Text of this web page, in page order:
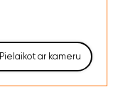
Pielaikot ar kameru